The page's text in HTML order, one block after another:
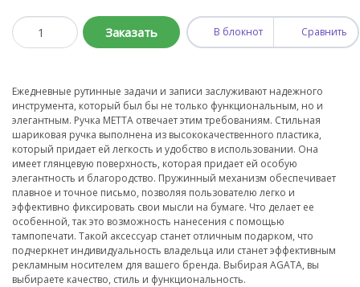
Заказать В блокнот Сравнить
Ежедневные рутинные задачи и записи заслуживают надежного
инструмента, который был бы не только функциональным, но и
элегантным. Ручка METTA отвечает этим требованиям. Стильная
шариковая ручка выполнена из высококачественного пластика,
который придает ей легкость и удобство в использовании. Она
имеет глянцевую поверхность, которая придает ей особую
элегантность и благородство. Пружинный механизм обеспечивает
плавное и точное письмо, позволяя пользователю легко и
эффективно фиксировать свои мысли на бумаге. Что делает ее
особенной, так это возможность нанесения с помощью
тампопечати. Такой аксессуар станет отличным подарком, что
подчеркнет индивидуальность владельца или станет эффективным
рекламным носителем для вашего бренда. Выбирая AGATA, вы
выбираете качество, стиль и функциональность.